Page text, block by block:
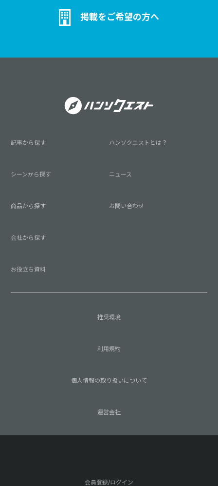
掲載をご希望の方へ
記事から探す
シーンから探す
商品から探す
会社から探す
お役立ち資料
ハンソクエストとは？
ニュース
お問い合わせ
推奨環境
利用規約
個人情報の取り扱いについて
運営会社
会員登録/ログイン